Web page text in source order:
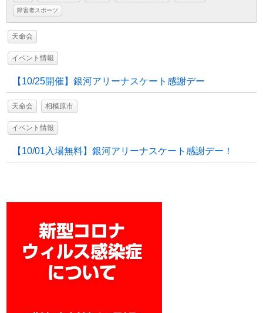
障害者スポーツ
天命会
イベント情報
【10/25開催】銀河アリーナスケート感謝デー
天命会 相模原市
イベント情報
【10/01入場無料】銀河アリーナスケート感謝デー！